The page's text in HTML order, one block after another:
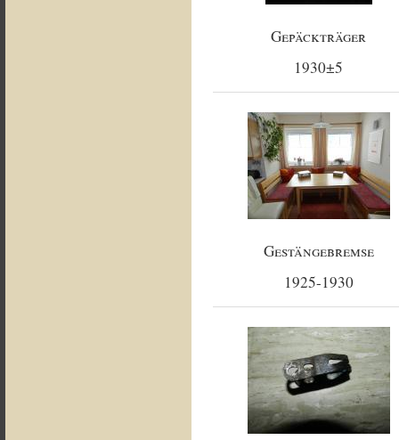
Gepäckträger
1930±5
Gestängebremse
1925-1930